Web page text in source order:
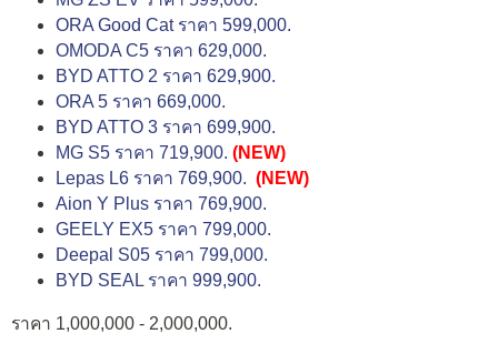
ORA Good Cat ราคา 599,000.
OMODA C5 ราคา 629,000.
BYD ATTO 2 ราคา 629,900.
ORA 5 ราคา 669,000.
BYD ATTO 3 ราคา 699,900.
MG S5 ราคา 719,900. (NEW)
Lepas L6 ราคา 769,900. (NEW)
Aion Y Plus ราคา 769,900.
GEELY EX5 ราคา 799,000.
Deepal S05 ราคา 799,000.
BYD SEAL ราคา 999,900.
ราคา 1,000,000 - 2,000,000.